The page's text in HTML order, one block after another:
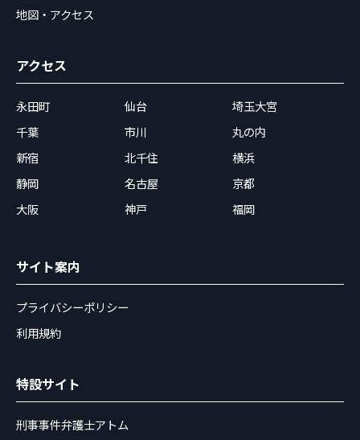
地図・アクセス
アクセス
永田町 仙台
埼玉大宮
千葉
市川
丸の内
新宿
北千住
横浜
静岡
名古屋
京都
大阪
神戸 福岡
サイト案内
プライバシーポリシー
利用規約
特設サイト
刑事事件弁護士アトム